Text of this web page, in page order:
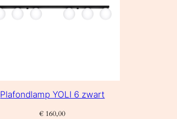
Plafondlamp YOLI 6 zwart
€ 160,00